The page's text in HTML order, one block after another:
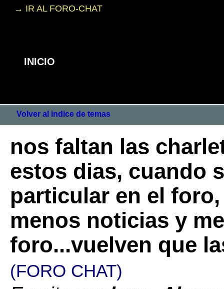
→ IR AL FORO-CHAT
INICIO
Volver al indice de temas
nos faltan las
estos dias, cuando
particular en el
menos noticias y
foro...vuelven que
(FORO CHAT)